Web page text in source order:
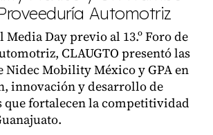
Automotriz
Media Day previo al 13.º Foro de
CLAUGTO presentó las
Nidec Mobility México y GPA en
innovación y desarrollo de
que fortalecen la competitividad